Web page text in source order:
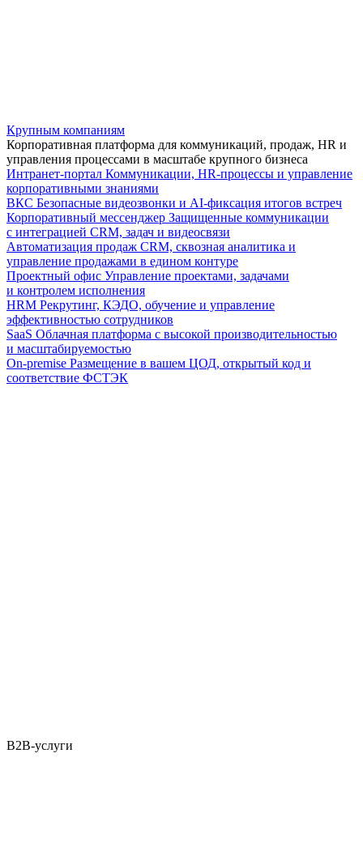
Крупным компаниям
Корпоративная платформа для коммуникаций, продаж, HR и
управления процессами в масштабе крупного бизнеса
Интранет-портал Коммуникации, HR-процессы и управление
корпоративными знаниями
ВКС Безопасные видеозвонки и AI-фиксация итогов встреч
Корпоративный мессенджер Защищенные коммуникации
с интеграцией CRM, задач и видеосвязи
Автоматизация продаж CRM, сквозная аналитика и
управление продажами в едином контуре
Проектный офис Управление проектами, задачами
и контролем исполнения
HRM Рекрутинг, КЭДО, обучение и управление
эффективностью сотрудников
SaaS Облачная платформа с высокой производительностью
и масштабируемостью
On-premise Размещение в вашем ЦОД, открытый код и
соответствие ФСТЭК
B2B-услуги